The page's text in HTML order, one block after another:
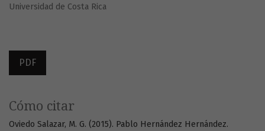
Universidad de Costa Rica
PDF
Cómo citar
Oviedo Salazar, M. G. (2015). Pablo Hernández Hernández.